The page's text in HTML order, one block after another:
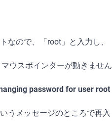
なので、「root」と入力し、
ウスポインターが動きません
password for user root
いうメッセージのところで再入